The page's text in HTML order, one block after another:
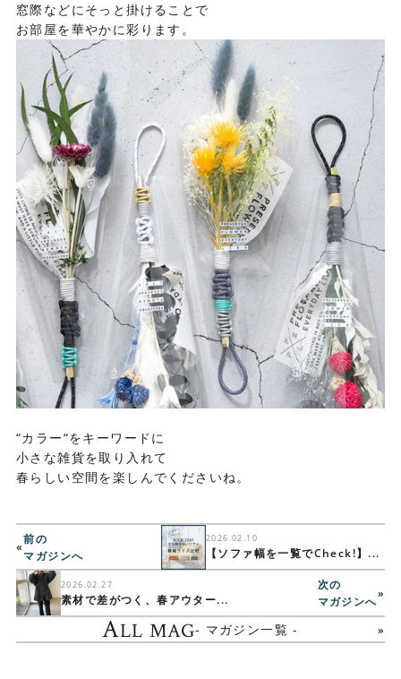
窓際などにそっと掛けることで
お部屋を華やかに彩ります。
“カラー“をキーワードに
小さな雑貨を取り入れて
春らしい空間を楽しんでくださいね。
2026.02.10
【ソファ幅を一覧でCheck!】...
«
前の
マガジンへ
ALL MAG- マガジン一覧 -
2026.02.27
素材で差がつく、春アウター...
次の
マガジンへ
»